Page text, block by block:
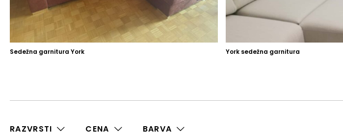
Sedežna garnitura York York sedežna garnitura
RAZVRSTI CENA BARVA